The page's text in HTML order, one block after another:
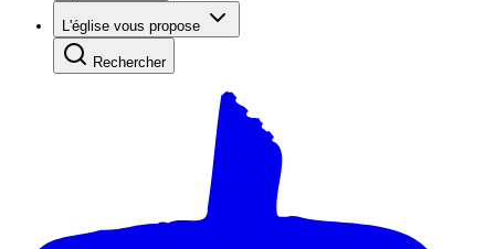
L'église vous propose
Rechercher